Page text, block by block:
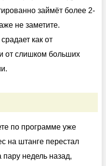
займёт более 2-
не заметите.
как от
от слишком больших
по программе уже
на штанге перестал
недель назад,